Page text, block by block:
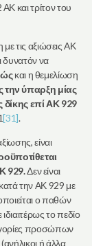
και τρίτον του
τις αξιώσεις ΑΚ
δυνατόν να
και η θεμελίωση
την ύπαρξη μίας
δίκης επί ΑΚ 929
[31].
είναι
929.Δεν είναι
την ΑΚ 929 με
ο παθών
το πεδίο
προσώπων
ή άλλα